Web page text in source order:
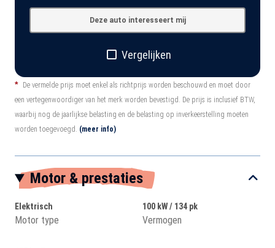
Deze auto interesseert mij
Vergelijken
*
De vermelde prijs moet enkel als richtprijs worden beschouwd en moet door
een vertegenwoordiger van het merk worden bevestigd. De prijs is inclusief BTW,
waarbij nog de jaarlijkse belasting en de belasting op inverkeerstelling moeten
worden toegevoegd. (meer info)
Motor & prestaties
Elektrisch
Motor type
100 kW / 134 pk
Vermogen